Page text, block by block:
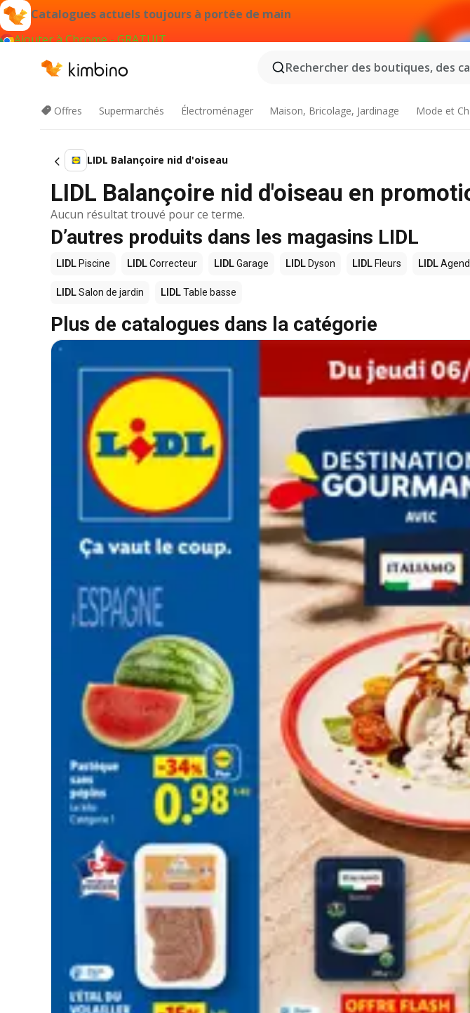
Catalogues actuels toujours à portée de main
Ajouter à Chrome - GRATUIT
Rechercher des boutiques, des
Offres Supermarchés Électroménager Maison, Bricolage, Jardinage Mode et
LIDL Balançoire nid d'oiseau
LIDL Balançoire nid d'oiseau en
Aucun résultat trouvé pour ce terme.
D’autres produits dans les magasins LIDL
LIDL Piscine LIDLCorrecteur LIDLGarage LIDL Dyson LIDL Fleurs LIDL
LIDLSalon de jardin LIDLTable basse
Plus de catalogues dans la catégorie